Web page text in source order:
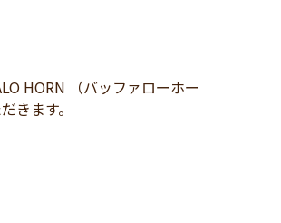
HORN （バッファローホー
きます。